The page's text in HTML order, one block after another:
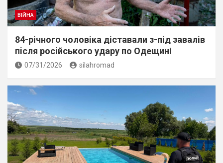
ВІЙНА
84-річного чоловіка діставали з-під завалів
пiсля росiйського удару по Одещині
07/31/2026 silahromad